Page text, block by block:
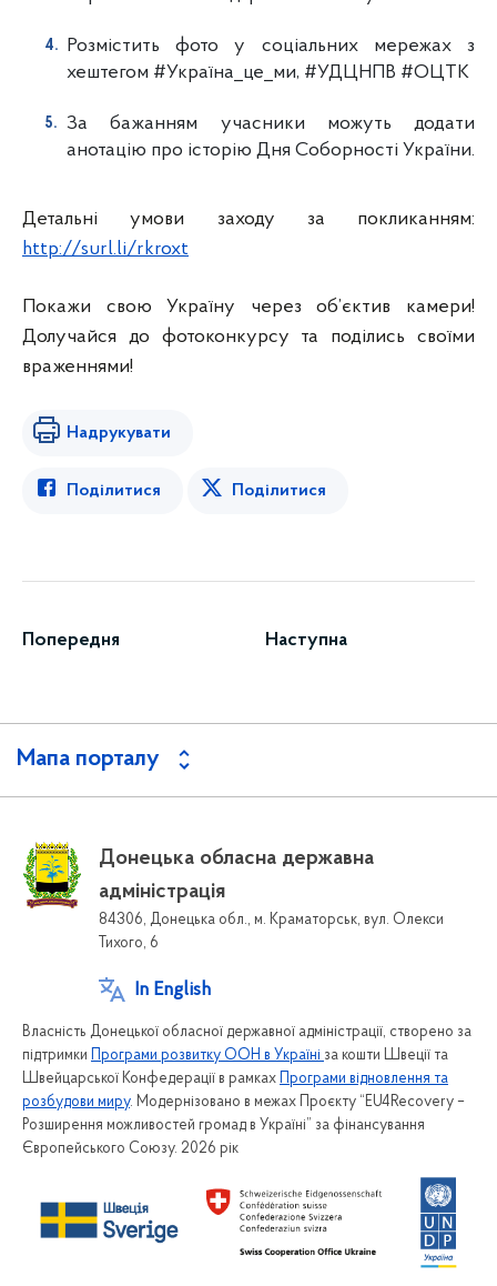
Розмістить фото у соціальних мережах з
хештегом #Україна_це_ми, #УДЦНПВ #ОЦТК
За бажанням учасники можуть додати
анотацію про історію Дня Соборності України.
Детальні умови заходу за покликанням:
http://surl.li/rkroxt
Покажи свою Україну через об’єктив камери!
Долучайся до фотоконкурсу та поділись своїми
враженнями!
Надрукувати
Поділитися Поділитися
Попередня Наступна
Мапа порталу
Донецька обласна державна
адміністрація
84306, Донецька обл., м. Краматорськ, вул. Олекси
Тихого, 6
In English
Власність Донецької обласної державної адміністрації, створено за
підтримки Програми розвитку ООН в Україні за кошти Швеції та
Швейцарської Конфедерації в рамках Програми відновлення та
розбудови миру. Модернізовано в межах Проєкту “EU4Recovery –
Розширення можливостей громад в Україні” за фінансування
Європейського Союзу. 2026 рік